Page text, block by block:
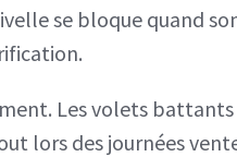
se bloque quand
Les volets battants
lors des journées